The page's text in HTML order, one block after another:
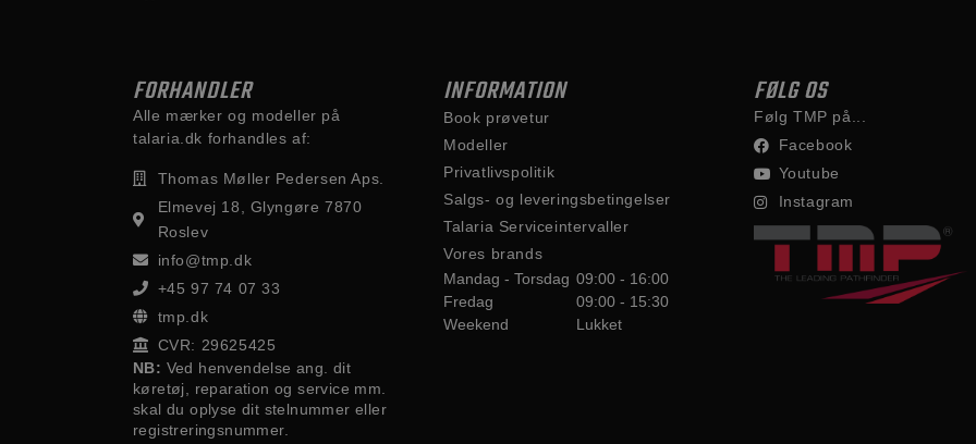
FORHANDLER
Alle mærker og modeller på
talaria.dk forhandles af:
Thomas Møller Pedersen Aps.
Elmevej 18, Glyngøre 7870
Roslev
info@tmp.dk
+45 97 74 07 33
tmp.dk
CVR: 29625425
NB: Ved henvendelse ang. dit
køretøj, reparation og service mm.
skal du oplyse dit stelnummer eller
registreringsnummer.
INFORMATION
Book prøvetur
Modeller
Privatlivspolitik
Salgs- og leveringsbetingelser
Talaria Serviceintervaller
Vores brands
Mandag - Torsdag 09:00 - 16:00
Fredag
09:00 - 15:30
Weekend
Lukket
FØLG OS
Følg TMP på...
Facebook
Youtube
Instagram